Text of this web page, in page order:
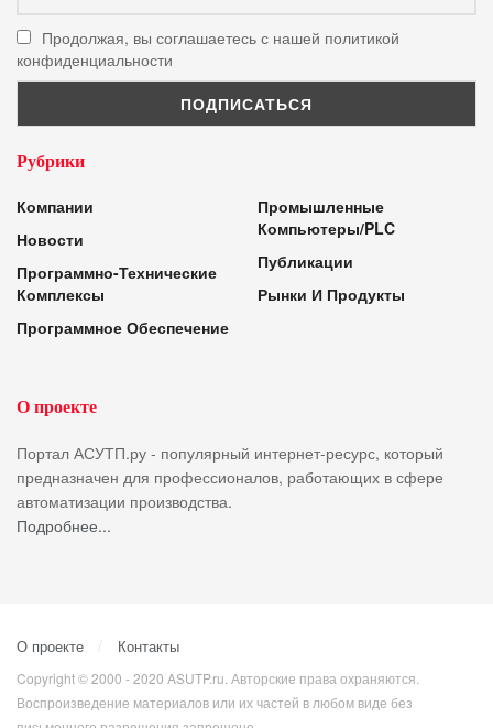
Продолжая, вы соглашаетесь с нашей политикой
конфиденциальности
Рубрики
Компании
Новости
Программно-Технические
Комплексы
Программное Обеспечение
Промышленные
Компьютеры/PLC
Публикации
Рынки И Продукты
О проекте
Портал АСУТП.ру - популярный интернет-ресурс, который
предназначен для профессионалов, работающих в сфере
автоматизации производства.
Подробнее...
О проекте Контакты
Copyright © 2000 - 2020 ASUTP.ru. Авторские права охраняются.
Воспроизведение материалов или их частей в любом виде без